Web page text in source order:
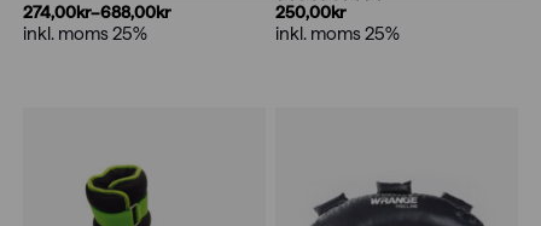
274,00kr–688,00kr
Prisintervall:
inkl. moms 25%
250,00kr
inkl. moms 25%